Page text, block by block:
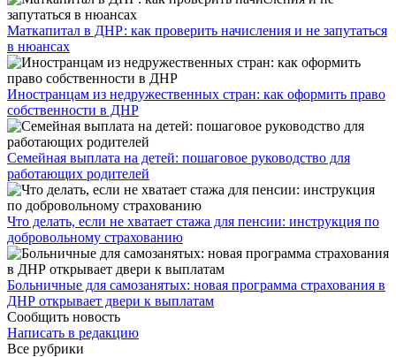
​Маткапитал в ДНР: как проверить начисления и не запутаться
в нюансах
Иностранцам из недружественных стран: как оформить право
собственности в ДНР
Семейная выплата на детей: пошаговое руководство для
работающих родителей
Что делать, если не хватает стажа для пенсии: инструкция по
добровольному страхованию
Больничные для самозанятых: новая программа страхования в
ДНР открывает двери к выплатам
Сообщить новость
Написать в редакцию
Все рубрики